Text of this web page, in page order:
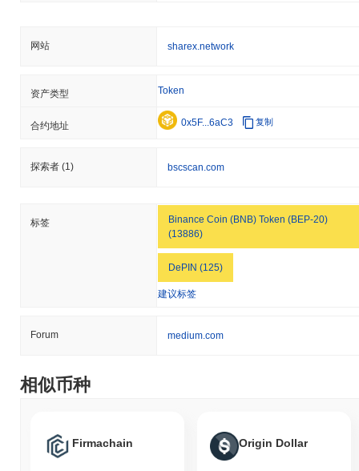
网站 sharex.network
资产类型 Token
合约地址 0x5F...6aC3 复制
探索者 (1) bscscan.com
标签
Binance Coin (BNB) Token (BEP-20)
(13886)
DePIN (125)
建议标签
Forum medium.com
相似币种
Firmachain Origin Dollar